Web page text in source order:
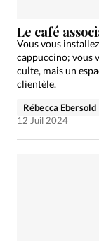
Le café
Vous vous
cappuccino; vous
culte, mais un
clientèle.
Rébecca Ebersold
12 Juil 2024